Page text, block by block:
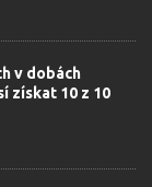
v dobách
získat 10 z 10